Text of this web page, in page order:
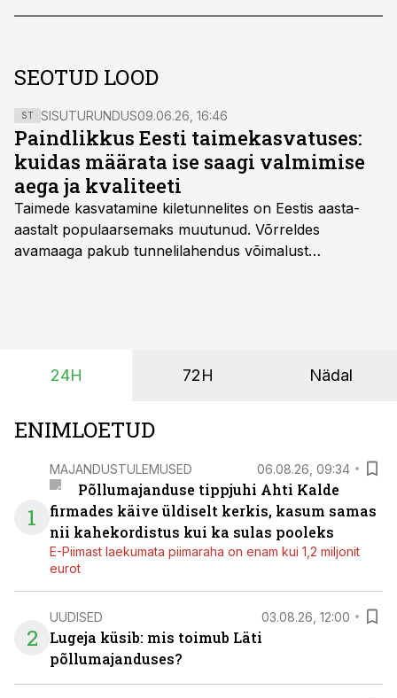
SEOTUD LOOD
ST SISUTURUNDUS09.06.26, 16:46
Paindlikkus Eesti taimekasvatuses:
kuidas määrata ise saagi valmimise
aega ja kvaliteeti
Taimede kasvatamine kiletunnelites on Eestis aasta-
aastalt populaarsemaks muutunud. Võrreldes
avamaaga pakub tunnelilahendus võimalust
24H 72H Nädal
ENIMLOETUD
1
MAJANDUSTULEMUSED 06.08.26, 09:34
Põllumajanduse tippjuhi Ahti Kalde
firmades käive üldiselt kerkis, kasum samas
nii kahekordistus kui ka sulas pooleks
E-Piimast laekumata piimaraha on enam kui 1,2 miljonit
eurot
2
UUDISED 03.08.26, 12:00
Lugeja küsib: mis toimub Läti
põllumajanduses?